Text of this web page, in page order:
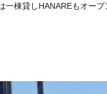
一棟貸しHANAREもオ